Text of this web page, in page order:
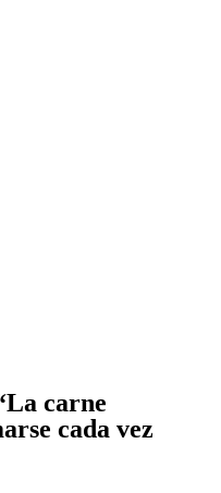
carne
cada vez